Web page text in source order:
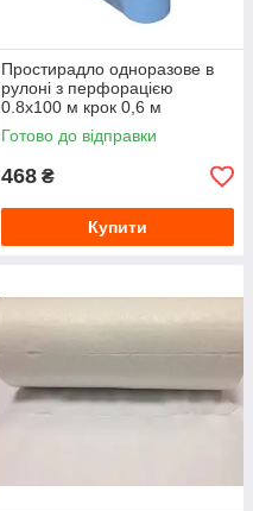
Простирадло одноразове в
рулоні з перфорацією
0.8х100 м крок 0,6 м
Готово до відправки
468 ₴
Купити